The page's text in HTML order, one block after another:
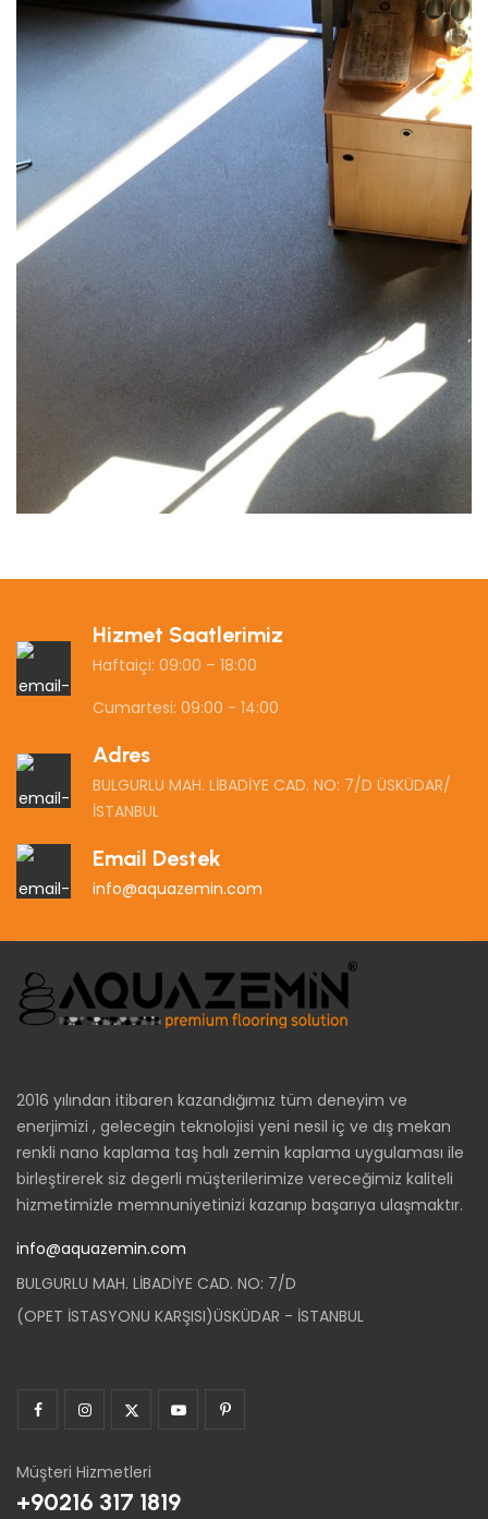
Cafe Zemin Kaplama
Hizmet Saatlerimiz
Haftaiçi: 09:00 – 18:00
Cumartesi: 09:00 - 14:00
Adres
BULGURLU MAH. LİBADİYE CAD. NO: 7/D ÜSKÜDAR/
İSTANBUL
Email Destek
info@aquazemin.com
2016 yılından itibaren kazandığımız tüm deneyim ve
enerjimizi , gelecegin teknolojisi yeni nesil iç ve dış mekan
renkli nano kaplama taş halı zemin kaplama uygulaması ile
birleştirerek siz degerli müşterilerimize vereceğimiz kaliteli
hizmetimizle memnuniyetinizi kazanıp başarıya ulaşmaktır.
info@aquazemin.com
BULGURLU MAH. LİBADİYE CAD. NO: 7/D
(OPET İSTASYONU KARŞISI)ÜSKÜDAR - İSTANBUL
Müşteri Hizmetleri
+90216 317 1819